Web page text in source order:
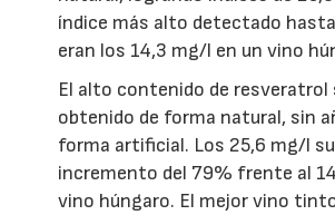
índice más alto detectado
eran los 14,3 mg/l en un vino
El alto contenido de resveratrol
obtenido de forma natural, sin
forma artificial. Los 25,6 mg/l
incremento del 79% frente al
vino húngaro. El mejor vino